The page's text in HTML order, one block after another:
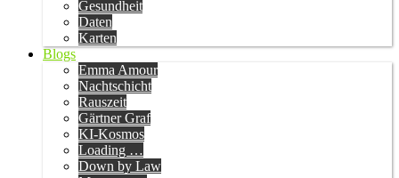
Gesundheit
Daten
Karten
Blogs
Emma Amour
Nachtschicht
Rauszeit
Gärtner Graf
KI-Kosmos
Loading …
Down by Law